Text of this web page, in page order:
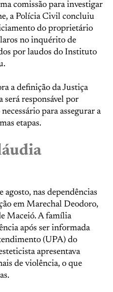
comissão para investigar
a Polícia Civil concluiu
do proprietário
no inquérito de
por laudos do Instituto
a definição da Justiça
será responsável por
para assegurar a
etapas.
nas dependências
em Marechal Deodoro,
Maceió. A família
após ser informada
(UPA) do
apresentava
de violência, o que